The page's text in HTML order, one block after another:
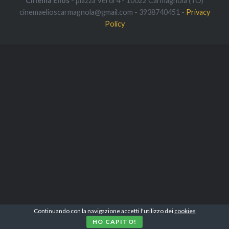
cinemaelioscarmagnola@gmail.com - 3938740451 - Privacy
Policy
Continuando con la navigazione accetti l'utilizzo dei cookies
HO CAPITO!